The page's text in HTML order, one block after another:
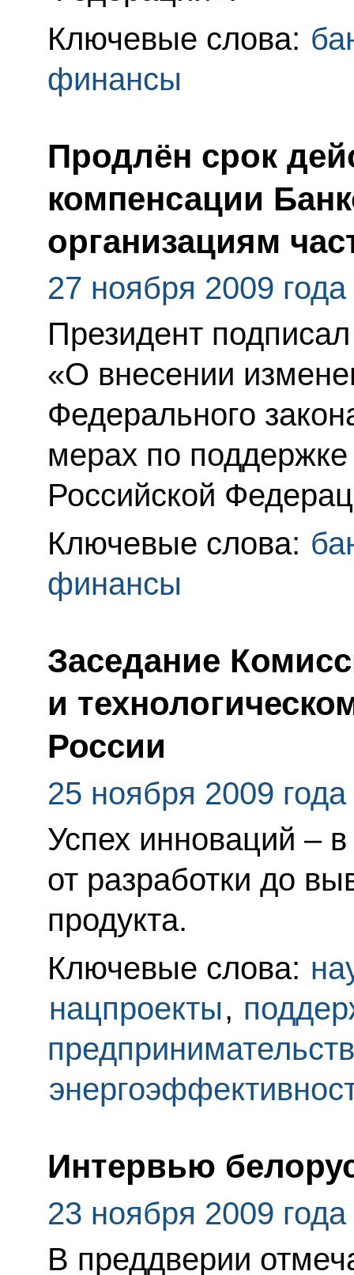
Ключевые слова:
финансы
Продлён срок
компенсации
организациям
27 ноября 2009 года
Президент
«О внесении
Федерального
мерах по
Российской
Ключевые слова:
финансы
Заседание
и
России
25 ноября 2009 года
Успех инноваций –
от разработки до
продукта.
Ключевые слова:
нацпроекты,
Интервью
23 ноября 2009 года
В преддверии